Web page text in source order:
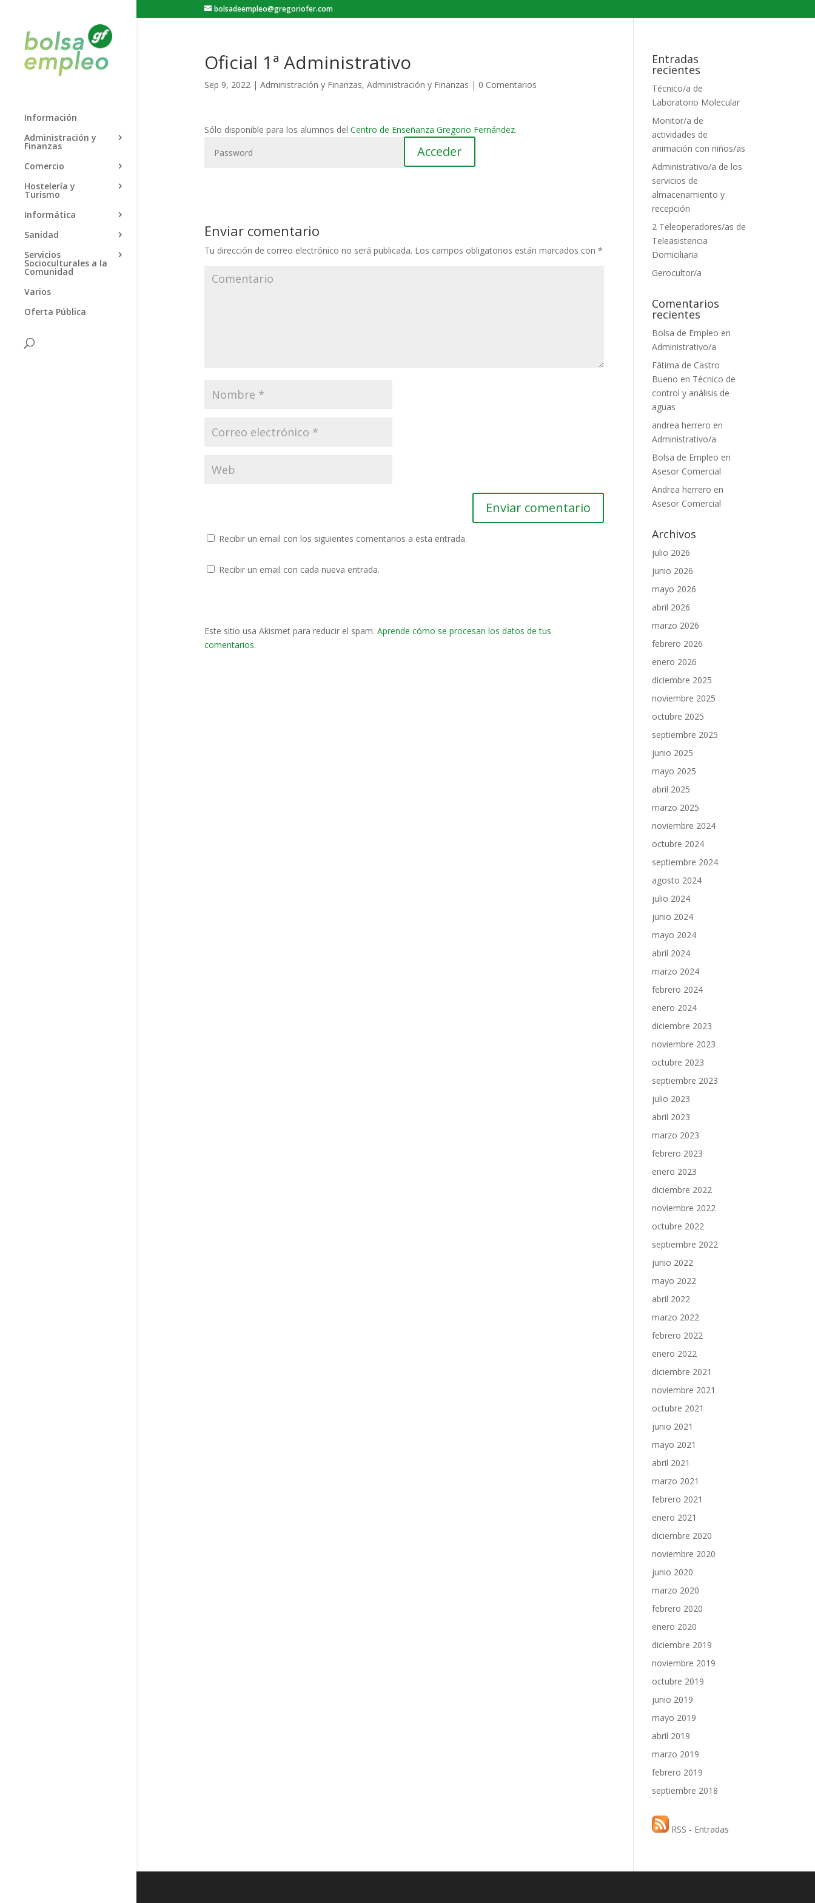
bolsadeempleo@gregoriofer.com
Información
Administración y
Finanzas
Comercio
Hostelería y
Turismo
Informática
Sanidad
Servicios
Socioculturales a la
Comunidad
Varios
Oferta Pública
Oficial 1ª Administrativo
Sep 9, 2022| Administración y Finanzas, Administración y Finanzas | 0 Comentarios
Sólo disponible para los alumnos del Centro de Enseñanza Gregorio Fernández.
Enviar comentario
Tu dirección de correo electrónico no será publicada. Los campos obligatorios están marcados con *
Recibir un email con los siguientes comentarios a esta entrada.
Recibir un email con cada nueva entrada.
Este sitio usa Akismet para reducir el spam. Aprende cómo se procesan los datos de tus
comentarios.
Entradas
recientes
Técnico/a de
Laboratorio Molecular
Monitor/a de
actividades de
animación con niños/as
Administrativo/a de los
servicios de
almacenamiento y
recepción
2 Teleoperadores/as de
Teleasistencia
Domiciliaria
Gerocultor/a
Comentarios
recientes
Bolsa de Empleo en
Administrativo/a
Fátima de Castro
Bueno en Técnico de
control y análisis de
aguas
andrea herrero en
Administrativo/a
Bolsa de Empleo en
Asesor Comercial
Andrea herrero en
Asesor Comercial
Archivos
julio 2026
junio 2026
mayo 2026
abril 2026
marzo 2026
febrero 2026
enero 2026
diciembre 2025
noviembre 2025
octubre 2025
septiembre 2025
junio 2025
mayo 2025
abril 2025
marzo 2025
noviembre 2024
octubre 2024
septiembre 2024
agosto 2024
julio 2024
junio 2024
mayo 2024
abril 2024
marzo 2024
febrero 2024
enero 2024
diciembre 2023
noviembre 2023
octubre 2023
septiembre 2023
julio 2023
abril 2023
marzo 2023
febrero 2023
enero 2023
diciembre 2022
noviembre 2022
octubre 2022
septiembre 2022
junio 2022
mayo 2022
abril 2022
marzo 2022
febrero 2022
enero 2022
diciembre 2021
noviembre 2021
octubre 2021
junio 2021
mayo 2021
abril 2021
marzo 2021
febrero 2021
enero 2021
diciembre 2020
noviembre 2020
junio 2020
marzo 2020
febrero 2020
enero 2020
diciembre 2019
noviembre 2019
octubre 2019
junio 2019
mayo 2019
abril 2019
marzo 2019
febrero 2019
septiembre 2018
RSS - Entradas